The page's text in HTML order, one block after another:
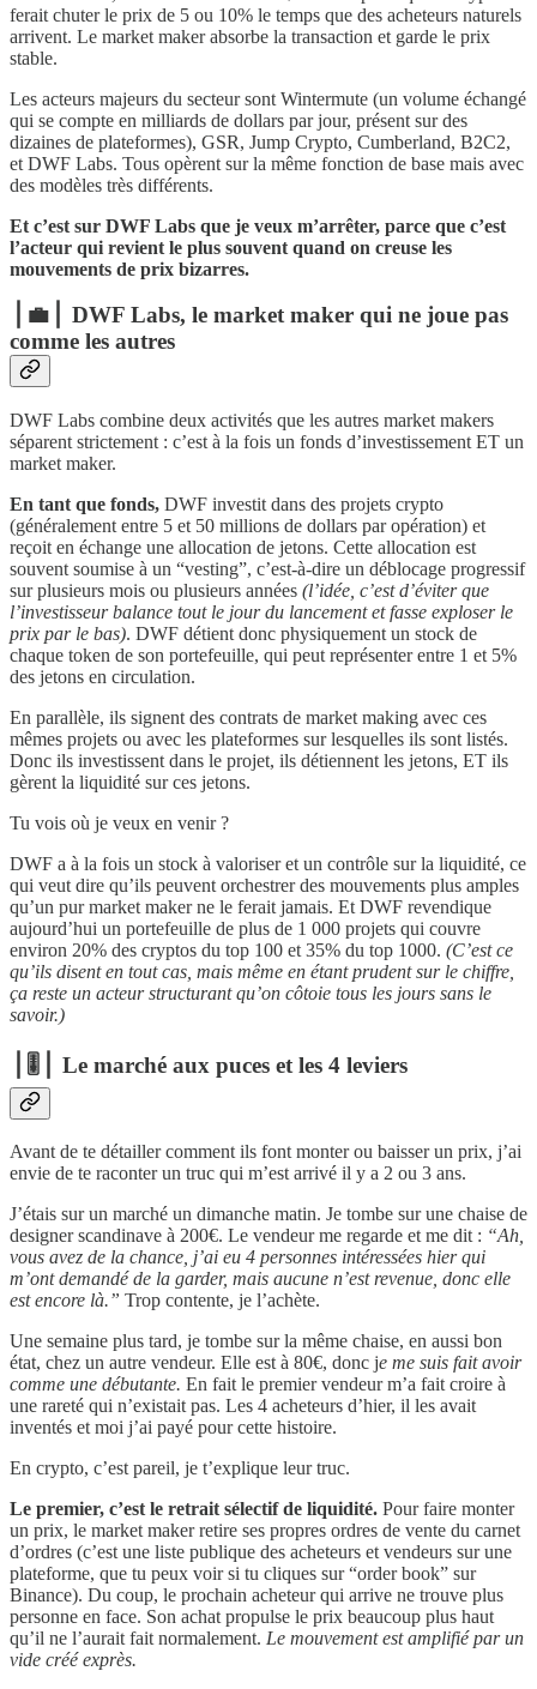
ferait chuter le prix de 5 ou 10% le temps que des acheteurs naturels
arrivent. Le market maker absorbe la transaction et garde le prix
stable.
Les acteurs majeurs du secteur sont Wintermute (un volume échangé
qui se compte en milliards de dollars par jour, présent sur des
dizaines de plateformes), GSR, Jump Crypto, Cumberland, B2C2,
et DWF Labs. Tous opèrent sur la même fonction de base mais avec
des modèles très différents.
Et c’est sur DWF Labs que je veux m’arrêter, parce que c’est
l’acteur qui revient le plus souvent quand on creuse les
mouvements de prix bizarres.
⎪💼⎪ DWF Labs, le market maker qui ne joue pas
comme les autres
DWF Labs combine deux activités que les autres market makers
séparent strictement : c’est à la fois un fonds d’investissement ET un
market maker.
En tant que fonds, DWF investit dans des projets crypto
(généralement entre 5 et 50 millions de dollars par opération) et
reçoit en échange une allocation de jetons. Cette allocation est
souvent soumise à un “vesting”, c’est-à-dire un déblocage progressif
sur plusieurs mois ou plusieurs années (l’idée, c’est d’éviter que
l’investisseur balance tout le jour du lancement et fasse exploser le
prix par le bas). DWF détient donc physiquement un stock de
chaque token de son portefeuille, qui peut représenter entre 1 et 5%
des jetons en circulation.
En parallèle, ils signent des contrats de market making avec ces
mêmes projets ou avec les plateformes sur lesquelles ils sont listés.
Donc ils investissent dans le projet, ils détiennent les jetons, ET ils
gèrent la liquidité sur ces jetons.
Tu vois où je veux en venir ?
DWF a à la fois un stock à valoriser et un contrôle sur la liquidité, ce
qui veut dire qu’ils peuvent orchestrer des mouvements plus amples
qu’un pur market maker ne le ferait jamais. Et DWF revendique
aujourd’hui un portefeuille de plus de 1 000 projets qui couvre
environ 20% des cryptos du top 100 et 35% du top 1000. (C’est ce
qu’ils disent en tout cas, mais même en étant prudent sur le chiffre,
ça reste un acteur structurant qu’on côtoie tous les jours sans le
savoir.)
⎪🎚️⎪ Le marché aux puces et les 4 leviers
Avant de te détailler comment ils font monter ou baisser un prix, j’ai
envie de te raconter un truc qui m’est arrivé il y a 2 ou 3 ans.
J’étais sur un marché un dimanche matin. Je tombe sur une chaise de
designer scandinave à 200€. Le vendeur me regarde et me dit : “Ah,
vous avez de la chance, j’ai eu 4 personnes intéressées hier qui
m’ont demandé de la garder, mais aucune n’est revenue, donc elle
est encore là.” Trop contente, je l’achète.
Une semaine plus tard, je tombe sur la même chaise, en aussi bon
état, chez un autre vendeur. Elle est à 80€, donc je me suis fait avoir
comme une débutante. En fait le premier vendeur m’a fait croire à
une rareté qui n’existait pas. Les 4 acheteurs d’hier, il les avait
inventés et moi j’ai payé pour cette histoire.
En crypto, c’est pareil, je t’explique leur truc.
Le premier, c’est le retrait sélectif de liquidité. Pour faire monter
un prix, le market maker retire ses propres ordres de vente du carnet
d’ordres (c’est une liste publique des acheteurs et vendeurs sur une
plateforme, que tu peux voir si tu cliques sur “order book” sur
Binance). Du coup, le prochain acheteur qui arrive ne trouve plus
personne en face. Son achat propulse le prix beaucoup plus haut
qu’il ne l’aurait fait normalement. Le mouvement est amplifié par un
vide créé exprès.